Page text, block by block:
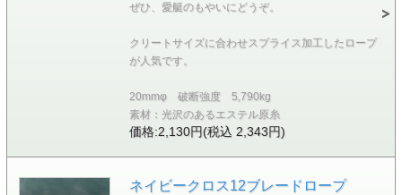
ぜひ、愛艇のもやいにどうぞ。
クリートサイズに合わせスプライス加工したロープ
が人気です。
20mmφ 破断強度 5,790kg
素材：光沢のあるエステル原糸
価格:2,130円(税込 2,343円)
ネイビークロス12ブレードロープ